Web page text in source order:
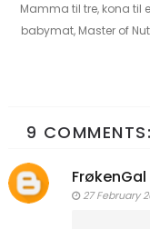
Mamma til tre, kona
babymat, Master of
9 COMMENTS:
FrøkenGal
27 February